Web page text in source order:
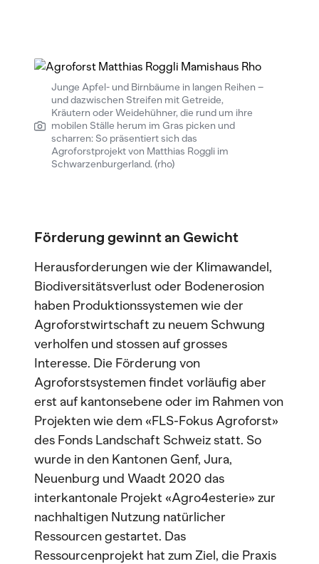
Junge Apfel- und Birnbäume in langen Reihen –
und dazwischen Streifen mit Getreide,
Kräutern oder Weidehühner, die rund um ihre
mobilen Ställe herum im Gras picken und
scharren: So präsentiert sich das
Agroforstprojekt von Matthias Roggli im
Schwarzenburgerland. (rho)
Förderung gewinnt an Gewicht
Herausforderungen wie der Klimawandel,
Biodiversitätsverlust oder Bodenerosion
haben Produktionssystemen wie der
Agroforstwirtschaft zu neuem Schwung
verholfen und stossen auf grosses
Interesse. Die Förderung von
Agroforstsystemen findet vorläufig aber
erst auf kantonsebene oder im Rahmen von
Projekten wie dem «FLS-Fokus Agroforst»
des Fonds Landschaft Schweiz statt. So
wurde in den Kantonen Genf, Jura,
Neuenburg und Waadt 2020 das
interkantonale Projekt «Agro4esterie» zur
nachhaltigen Nutzung natürlicher
Ressourcen gestartet. Das
Ressourcenprojekt hat zum Ziel, die Praxis